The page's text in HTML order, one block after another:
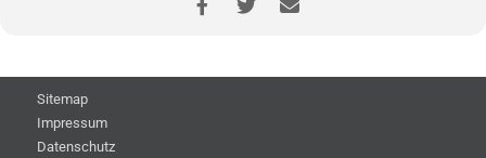
Sitemap
Impressum
Datenschutz